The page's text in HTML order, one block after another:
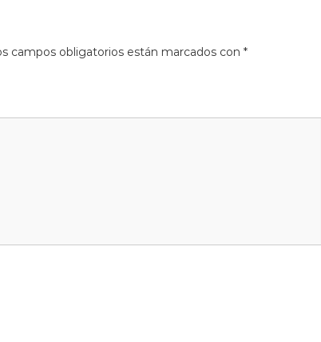
campos obligatorios están marcados con *